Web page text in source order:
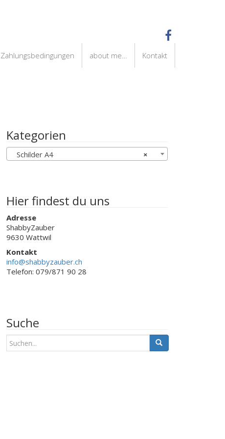
about me… Kontakt
Kategorien
×
Schilder A4
Hier findest du uns
Adresse
ShabbyZauber
9630 Wattwil
Kontakt
info@shabbyzauber.ch
Telefon: 079/871 90 28
Suche
S
u